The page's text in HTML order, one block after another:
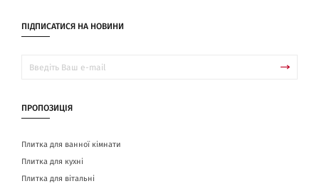
ПІДПИСАТИСЯ НА НОВИНИ
ПРОПОЗИЦІЯ
Плитка для ванної кімнати
Плитка для кухні
Плитка для вітальні